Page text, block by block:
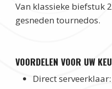
Van klassieke biefstuk
gesneden tournedos.
VOORDELEN VOOR UW
Direct